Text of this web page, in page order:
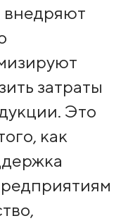
внедряют
затраты
Это
как